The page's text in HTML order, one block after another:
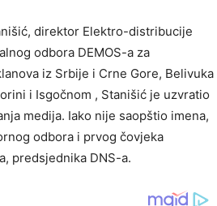
direktor Elektro-distribucije
odbora DEMOS-a za
iz Srbije i Crne Gore, Belivuka
i Isgočnom , Stanišić je uzvratio
medija. Iako nije saopštio imena,
odbora i prvog čovjeka
predsjednika DNS-a.